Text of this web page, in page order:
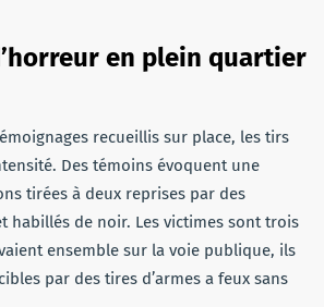
en plein quartier
recueillis sur place, les tirs
Des témoins évoquent une
tirées à deux reprises par des
habillés de noir. Les victimes sont trois
ensemble sur la voie publique, ils
par des tires d’armes a feux sans